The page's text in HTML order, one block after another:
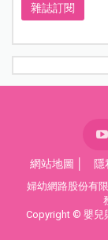
雜誌訂閱
網站地圖 隱
婦幼網路股份有
Copyright © 嬰兒